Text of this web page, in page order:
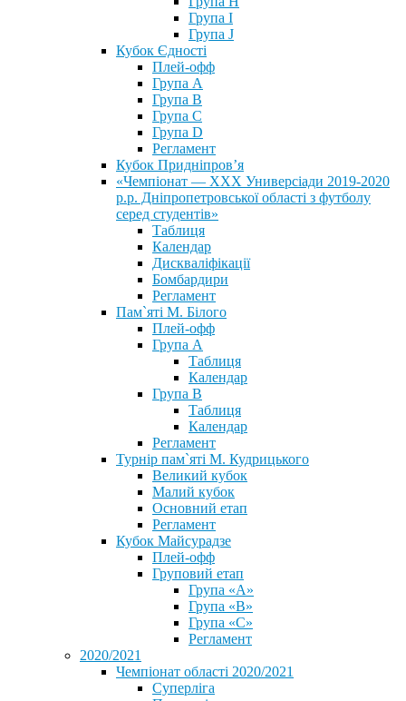
Група I
Група J
Кубок Єдності
Плей-офф
Група А
Група В
Група С
Група D
Регламент
Кубок Придніпров’я
«Чемпіонат — ХХХ Универсіади 2019-2020
р.р. Дніпропетровської області з футболу
серед студентів»
Таблиця
Календар
Дискваліфікації
Бомбардири
Регламент
Пам`яті М. Білого
Плей-офф
Група А
Таблиця
Календар
Група В
Таблиця
Календар
Регламент
Турнір пам`яті М. Кудрицького
Великий кубок
Малий кубок
Основний етап
Регламент
Кубок Майсурадзе
Плей-офф
Груповий етап
Група «А»
Група «B»
Група «C»
Регламент
2020/2021
Чемпіонат області 2020/2021
Суперліга